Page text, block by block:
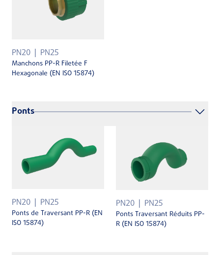
PN20 PN25
Manchons PP-R Filetée F
Hexagonale (EN ISO 15874)
Ponts
PN20 PN25
Ponts de Traversant PP-R (EN
ISO 15874)
PN20 PN25
Ponts Traversant Réduits PP-
R (EN ISO 15874)